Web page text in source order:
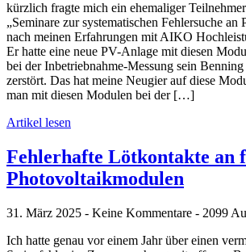
kürzlich fragte mich ein ehemaliger
„Seminare zur systematischen Fehlersuche an
nach meinen Erfahrungen mit AIKO
Er hatte eine neue PV-Anlage mit diesen
bei der Inbetriebnahme-Messung sein
zerstört. Das hat meine Neugier auf diese
man mit diesen Modulen bei der […]
Artikel lesen
Fehlerhafte Lötkontakte an
Photovoltaikmodulen
31. März 2025 - Keine Kommentare - 2099
Ich hatte genau vor einem Jahr über einen